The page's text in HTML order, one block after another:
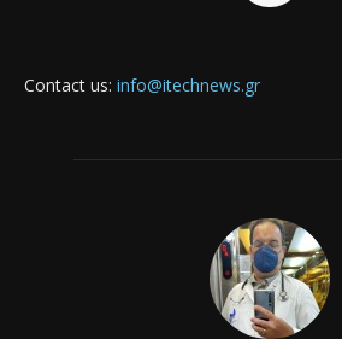
Contact us: info@itechnews.gr